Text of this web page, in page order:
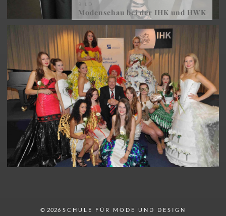
BILD
Modenschau bei der IHK und HWK
© 2026 SCHULE FÜR MODE UND DESIGN